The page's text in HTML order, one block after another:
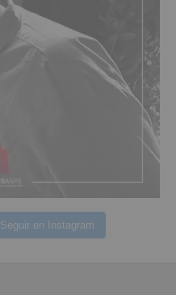
Seguir en Instagram